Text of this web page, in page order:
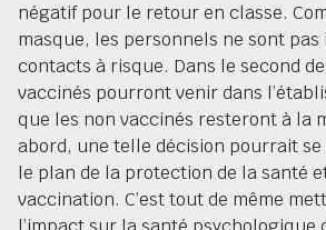
négatif pour le retour en classe.
masque, les personnels ne sont pas
contacts à risque. Dans le second
vaccinés pourront venir dans
que les non vaccinés resteront à la
abord, une telle décision pourrait
le plan de la protection de la santé
vaccination. C’est tout de même